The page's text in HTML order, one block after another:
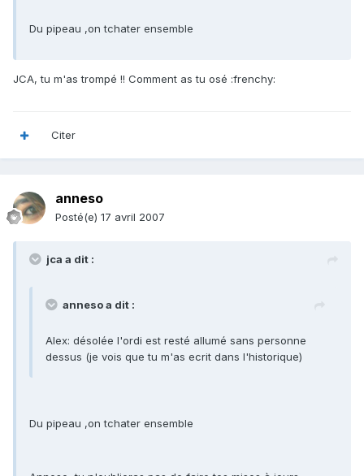
Du pipeau ,on tchater ensemble
JCA, tu m'as trompé !! Comment as tu osé :frenchy:
Citer
anneso
Posté(e) 17 avril 2007
jca a dit :
anneso a dit :
Alex: désolée l'ordi est resté allumé sans personne
dessus (je vois que tu m'as ecrit dans l'historique)
Du pipeau ,on tchater ensemble